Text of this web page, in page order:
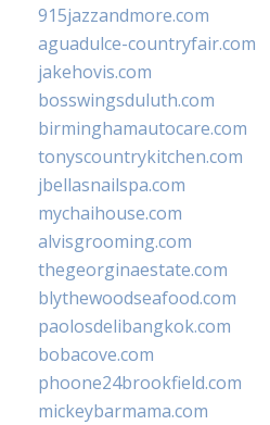
915jazzandmore.com
aguadulce-countryfair.com
jakehovis.com
bosswingsduluth.com
birminghamautocare.com
tonyscountrykitchen.com
jbellasnailspa.com
mychaihouse.com
alvisgrooming.com
thegeorginaestate.com
blythewoodseafood.com
paolosdelibangkok.com
bobacove.com
phoone24brookfield.com
mickeybarmama.com